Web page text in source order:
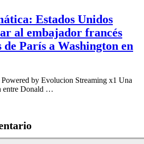
Estados Unidos
al embajador francés
París a Washington en
by Evolucion Streaming x1 Una
entre Donald …